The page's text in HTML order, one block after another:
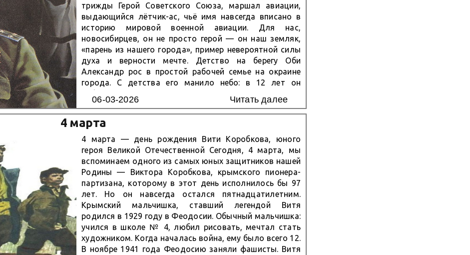
трижды Герой Советского Союза, маршал авиации,
выдающийся лётчик-ас, чьё имя навсегда вписано в
историю мировой военной авиации. Для нас,
новосибирцев, он не просто герой — он наш земляк,
«парень из нашего города», пример невероятной силы
духа и верности мечте. Детство на берегу Оби
Александр рос в простой рабочей семье на окраине
города. С детства его манило небо: в 12 лет он
заниматься в авиамодельном кружке...
06-03-2026 Читать далее
4 марта
4 марта — день рождения Вити Коробкова, юного
героя Великой Отечественной Сегодня, 4 марта, мы
вспоминаем одного из самых юных защитников нашей
Родины — Виктора Коробкова, крымского пионера-
партизана, которому в этот день исполнилось бы 97
лет. Но он навсегда остался пятнадцатилетним.
Крымский мальчишка, ставший легендой Витя
родился в 1929 году в Феодосии. Обычный мальчишка:
учился в школе № 4, любил рисовать, мечтал стать
художником. Когда началась война, ему было всего 12.
В ноябре 1941 года Феодосию заняли фашисты. Витя